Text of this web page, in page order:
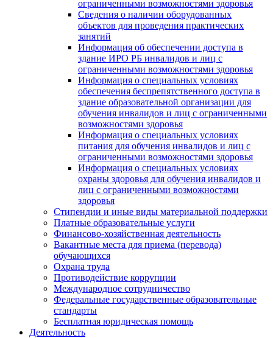
ограниченными возможностями здоровья
Сведения о наличии оборудованных
объектов для проведения практических
занятий
Информация об обеспечении доступа в
здание ИРО РБ инвалидов и лиц с
ограниченными возможностями здоровья
Информация о специальных условиях
обеспечения беспрепятственного доступа в
здание образовательной организации для
обучения инвалидов и лиц с ограниченными
возможностями здоровья
Информация о специальных условиях
питания для обучения инвалидов и лиц с
ограниченными возможностями здоровья
Информация о специальных условиях
охраны здоровья для обучения инвалидов и
лиц с ограниченными возможностями
здоровья
Стипендии и иные виды материальной поддержки
Платные образовательные услуги
Финансово-хозяйственная деятельность
Вакантные места для приема (перевода)
обучающихся
Охрана труда
Противодействие коррупции
Международное сотрудничество
Федеральные государственные образовательные
стандарты
Бесплатная юридическая помощь
Деятельность